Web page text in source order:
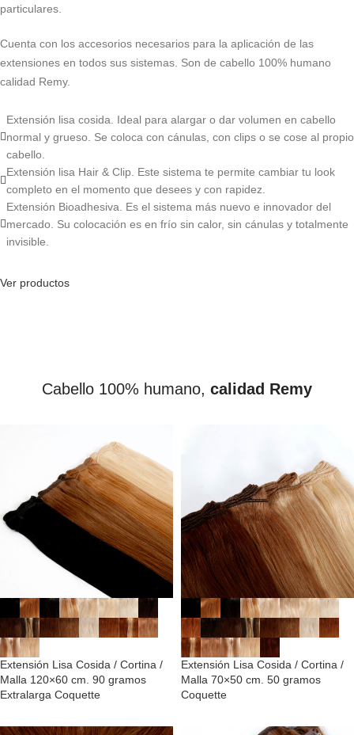
particulares.
Cuenta con los accesorios necesarios para la aplicación de las
extensiones en todos sus sistemas. Son de cabello 100% humano
calidad Remy.
Extensión lisa cosida. Ideal para alargar o dar volumen en cabello
normal y grueso. Se coloca con cánulas, con clips o se cose al propio
cabello.
Extensión lisa Hair & Clip. Este sistema te permite cambiar tu look
completo en el momento que desees y con rapidez.
Extensión Bioadhesiva. Es el sistema más nuevo e innovador del
mercado. Su colocación es en frío sin calor, sin cánulas y totalmente
invisible.
Ver productos
Cabello 100% humano, calidad Remy
Extensión Lisa Cosida / Cortina /
Malla 120×60 cm. 90 gramos
Extralarga Coquette
Extensión Lisa Cosida / Cortina /
Malla 70×50 cm. 50 gramos
Coquette